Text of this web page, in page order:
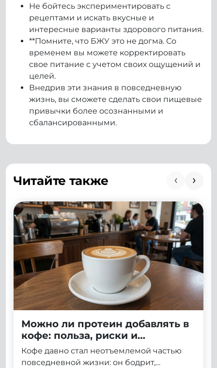
Не бойтесь экспериментировать с
рецептами и искать вкусные и
интересные варианты здорового питания.
**Помните, что БЖУ это не догма. Со
временем вы можете корректировать
свое питание с учетом своих ощущений и
целей.
Внедрив эти знания в повседневную
жизнь, вы сможете сделать свои пищевые
привычки более осознанными и
сбалансированными.
Читайте также
Можно ли протеин добавлять в
кофе: польза, риски и
правильные способы
приготовления
Кофе давно стал неотъемлемой частью
повседневной жизни: он бодрит,